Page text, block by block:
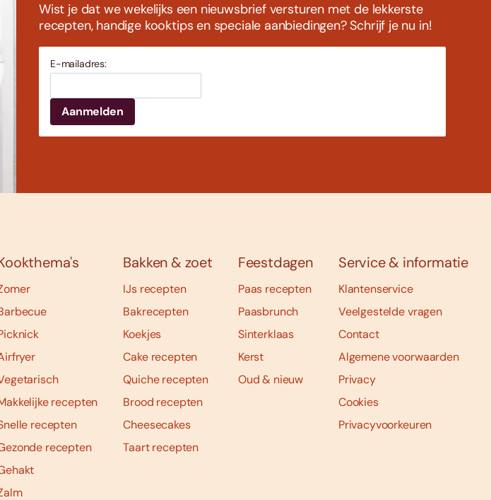
Wist je dat we wekelijks een nieuwsbrief versturen met de lekkerste
recepten, handige kooktips en speciale aanbiedingen? Schrijf je nu in!
E-mailadres:
recepten
recepten
recepten
Bakken & zoet
IJs recepten
Bakrecepten
Koekjes
Cake recepten
Quiche recepten
Brood recepten
Cheesecakes
Taart recepten
Feestdagen
Paas recepten
Paasbrunch
Sinterklaas
Kerst
Oud & nieuw
Service & informatie
Klantenservice
Veelgestelde vragen
Contact
Algemene voorwaarden
Privacy
Cookies
Privacyvoorkeuren